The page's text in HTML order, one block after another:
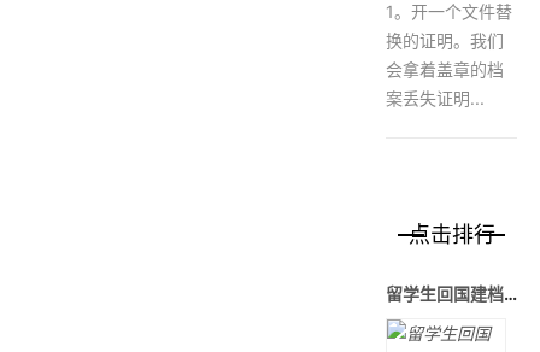
1。开一个文件替
换的证明。我们
会拿着盖章的档
案丢失证明...
点击排行
留学生回国建档考公考研有多简单